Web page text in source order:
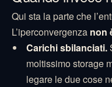
Qui sta la parte che
L’iperconvergenza non
Carichi sbilanciati.
moltissimo storage
legare le due cose